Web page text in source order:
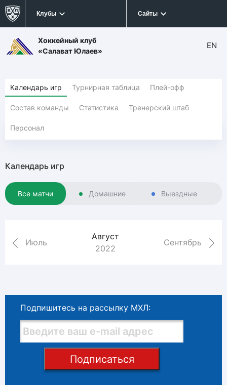
Клубы Сайты
Хоккейный клуб
«Салават Юлаев»
EN
Календарь игр Турнирная таблица Плей-офф
Состав команды Статистика Тренерский штаб
Персонал
Календарь игр
Все матчи Домашние Выездные
Июль
Август
2022
Сентябрь
Подпишитесь на рассылку МХЛ:
Подписаться